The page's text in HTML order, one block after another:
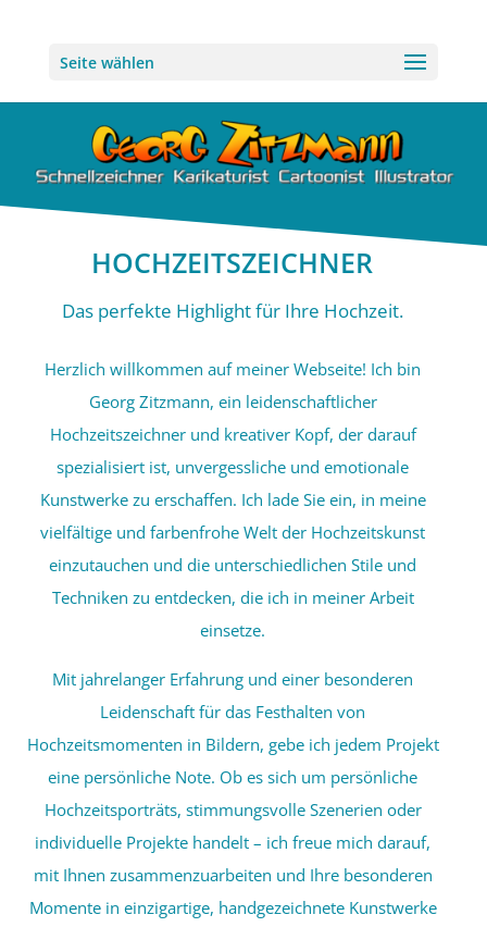
Seite wählen
HOCHZEITSZEICHNER
Das perfekte Highlight für Ihre Hochzeit.
Herzlich willkommen auf meiner Webseite! Ich bin
Georg Zitzmann, ein leidenschaftlicher
Hochzeitszeichner und kreativer Kopf, der darauf
spezialisiert ist, unvergessliche und emotionale
Kunstwerke zu erschaffen. Ich lade Sie ein, in meine
vielfältige und farbenfrohe Welt der Hochzeitskunst
einzutauchen und die unterschiedlichen Stile und
Techniken zu entdecken, die ich in meiner Arbeit
einsetze.
Mit jahrelanger Erfahrung und einer besonderen
Leidenschaft für das Festhalten von
Hochzeitsmomenten in Bildern, gebe ich jedem Projekt
eine persönliche Note. Ob es sich um persönliche
Hochzeitsporträts, stimmungsvolle Szenerien oder
individuelle Projekte handelt – ich freue mich darauf,
mit Ihnen zusammenzuarbeiten und Ihre besonderen
Momente in einzigartige, handgezeichnete Kunstwerke